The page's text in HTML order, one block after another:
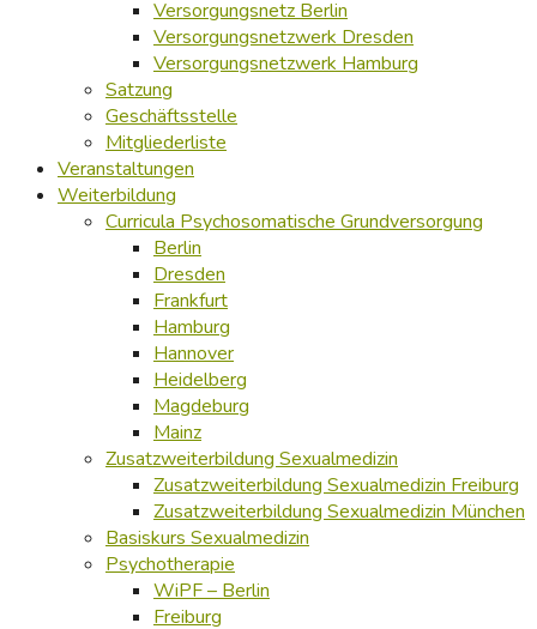
Versorgungsnetz Berlin
Versorgungsnetzwerk Dresden
Versorgungsnetzwerk Hamburg
Satzung
Geschäftsstelle
Mitgliederliste
Veranstaltungen
Weiterbildung
Curricula Psychosomatische Grundversorgung
Berlin
Dresden
Frankfurt
Hamburg
Hannover
Heidelberg
Magdeburg
Mainz
Zusatzweiterbildung Sexualmedizin
Zusatzweiterbildung Sexualmedizin Freiburg
Zusatzweiterbildung Sexualmedizin München
Basiskurs Sexualmedizin
Psychotherapie
WiPF – Berlin
Freiburg